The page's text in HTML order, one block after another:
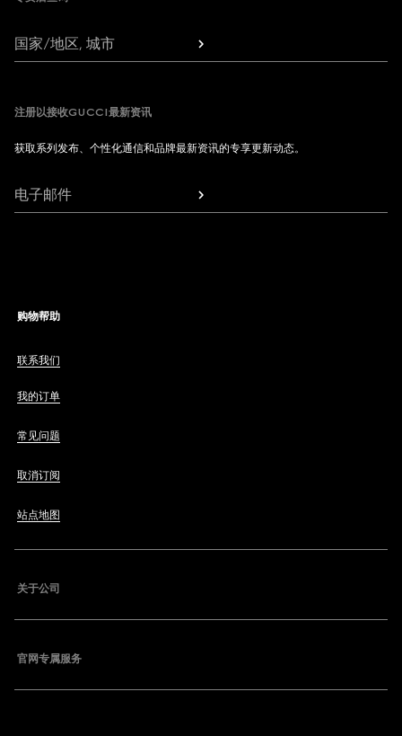
国家/地区, 城市
注册以接收GUCCI最新资讯
获取系列发布、个性化通信和品牌最新资讯的专享更新动态。
电子邮件
购物帮助
联系我们
我的订单
常见问题
取消订阅
站点地图
关于公司
官网专属服务